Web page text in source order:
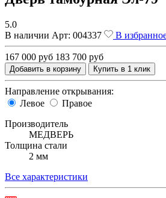
5.0
В наличии Арт: 004337 В
167 000 руб 183 700 руб
Добавить в корзину Купить в 1 клик
Направление открывания:
Левое
Правое
Производитель
МЕДВЕРЬ
Толщина стали
2 мм
Все характеристики